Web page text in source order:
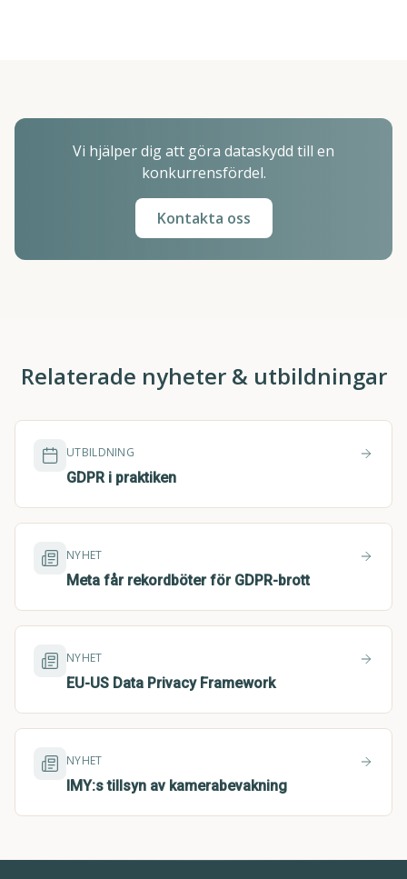
Vi hjälper dig att göra dataskydd till en
konkurrensfördel.
Kontakta oss
Relaterade nyheter & utbildningar
UTBILDNING
GDPR i praktiken
NYHET
Meta får rekordböter för GDPR-brott
NYHET
EU-US Data Privacy Framework
NYHET
IMY:s tillsyn av kamerabevakning